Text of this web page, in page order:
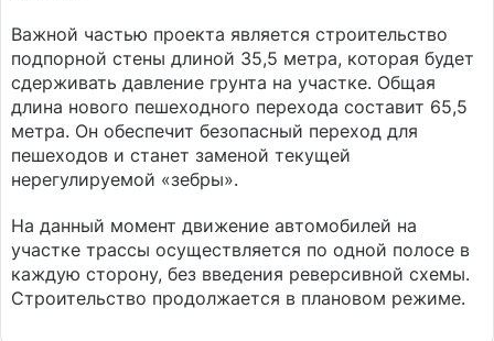
Важной частью проекта является строительство
подпорной стены длиной 35,5 метра, которая будет
сдерживать давление грунта на участке. Общая
длина нового пешеходного перехода составит 65,5
метра. Он обеспечит безопасный переход для
пешеходов и станет заменой текущей
нерегулируемой «зебры».
На данный момент движение автомобилей на
участке трассы осуществляется по одной полосе в
каждую сторону, без введения реверсивной схемы.
Строительство продолжается в плановом режиме.